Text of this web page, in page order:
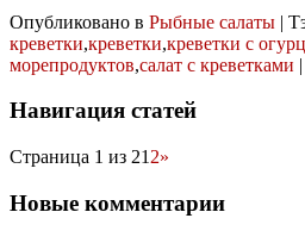
Опубликовано в Рыбные салаты |
креветки,креветки,креветки с
морепродуктов,салат с креветками |
Навигация статей
Страница 1 из 21 2»
Новые комментарии